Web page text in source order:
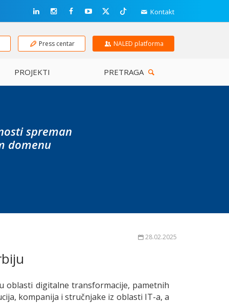
Kontakt
Press centar NALED platforma
PROJEKTI PRETRAGA
spreman
domenu
28.02.2025
oblasti digitalne transformacije, pametnih
kompanija i stručnjake iz oblasti IT-a, a